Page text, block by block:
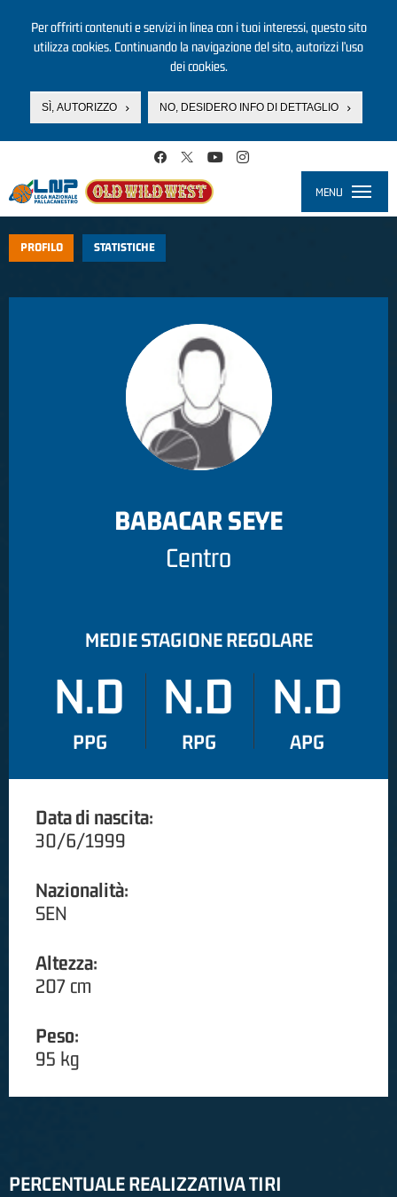
Per offrirti contenuti e servizi in linea con i tuoi interessi, questo sito
utilizza cookies. Continuando la navigazione del sito, autorizzi l’uso
dei cookies.
SÌ, AUTORIZZO NO, DESIDERO INFO DI DETTAGLIO
MENU
PROFILO STATISTICHE
BABACAR SEYE
Centro
MEDIE STAGIONE REGOLARE
N.D
PPG
N.D
RPG
N.D
APG
Data di nascita:
30/6/1999
Nazionalità:
SEN
Altezza:
207 cm
Peso:
95 kg
PERCENTUALE REALIZZATIVA TIRI